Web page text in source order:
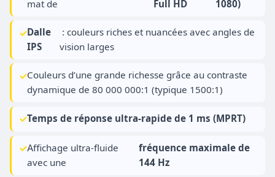
mat de
Full HD
1080)
Dalle
IPS
: couleurs riches et nuancées avec angles de
vision larges
Couleurs d’une grande richesse grâce au contraste
dynamique de 80 000 000:1 (typique 1500:1)
Temps de réponse ultra-rapide de 1 ms (MPRT)
Affichage ultra-fluide
avec une
fréquence maximale de
144 Hz